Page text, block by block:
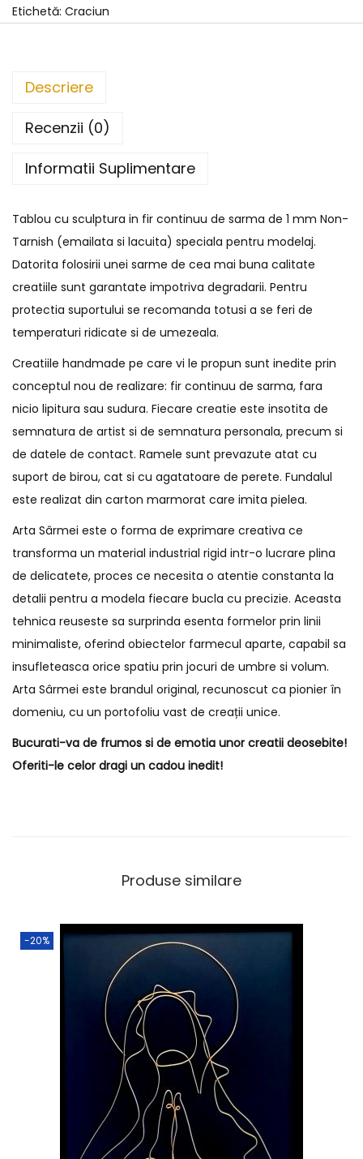
Etichetă: Craciun
Descriere
Recenzii (0)
Informatii Suplimentare
Tablou cu sculptura in fir continuu de sarma de 1 mm Non-
Tarnish (emailata si lacuita) speciala pentru modelaj.
Datorita folosirii unei sarme de cea mai buna calitate
creatiile sunt garantate impotriva degradarii. Pentru
protectia suportului se recomanda totusi a se feri de
temperaturi ridicate si de umezeala.
Creatiile handmade pe care vi le propun sunt inedite prin
conceptul nou de realizare: fir continuu de sarma, fara
nicio lipitura sau sudura. Fiecare creatie este insotita de
semnatura de artist si de semnatura personala, precum si
de datele de contact. Ramele sunt prevazute atat cu
suport de birou, cat si cu agatatoare de perete. Fundalul
este realizat din carton marmorat care imita pielea.
Arta Sârmei este o forma de exprimare creativa ce
transforma un material industrial rigid intr-o lucrare plina
de delicatete, proces ce necesita o atentie constanta la
detalii pentru a modela fiecare bucla cu precizie. Aceasta
tehnica reuseste sa surprinda esenta formelor prin linii
minimaliste, oferind obiectelor farmecul aparte, capabil sa
insufleteasca orice spatiu prin jocuri de umbre si volum.
Arta Sârmei este brandul original, recunoscut ca pionier în
domeniu, cu un portofoliu vast de creații unice.
Bucurati-va de frumos si de emotia unor creatii deosebite!
Oferiti-le celor dragi un cadou inedit!
Produse similare
-20%